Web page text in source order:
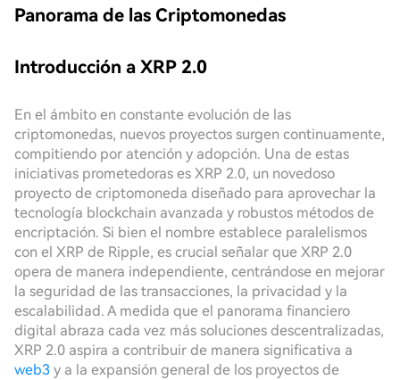
Panorama de las Criptomonedas
Introducción a XRP 2.0
En el ámbito en constante evolución de las
criptomonedas, nuevos proyectos surgen continuamente,
compitiendo por atención y adopción. Una de estas
iniciativas prometedoras es XRP 2.0, un novedoso
proyecto de criptomoneda diseñado para aprovechar la
tecnología blockchain avanzada y robustos métodos de
encriptación. Si bien el nombre establece paralelismos
con el XRP de Ripple, es crucial señalar que XRP 2.0
opera de manera independiente, centrándose en mejorar
la seguridad de las transacciones, la privacidad y la
escalabilidad. A medida que el panorama financiero
digital abraza cada vez más soluciones descentralizadas,
XRP 2.0 aspira a contribuir de manera significativa a
web3 y a la expansión general de los proyectos de